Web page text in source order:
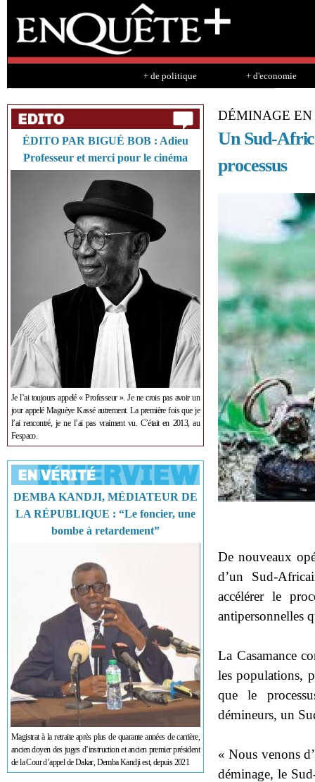
+ de politique + d'economie
ÉDITO PAR BIGUÉ BOB : Adieu
Professeur et merci pour le cinéma
Je l’ai toujours appelé « Professeur ». Je ne crois pas avoir un
jour appelé Maguèye Kassé autrement. La première fois que je
l’ai rencontré, je ne l’ai pas vraiment vu. C’était en 2013, au
Fespaco.
DEMBA KANDJI, MÉDIATEUR DE
LA RÉPUBLIQUE : “Le foncier, une
bombe à retardement”
Magistrat à la retraite après plus de quarante années de carrière,
ancien doyen des juges d’instruction et ancien premier président
de la Cour d’appel de Dakar, Demba Kandji est, depuis 2021
DÉMINAGE
Un Sud-
processus
De nouveaux
d’un Sud-
accélérer le
antipersonnelles
La Casamance
les populations,
que le
démineurs, un
« Nous venons
déminage, le